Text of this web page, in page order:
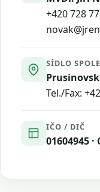
+420 728
SÍDLO
Tel./Fax:
IČO / DIČ
01604945 ·